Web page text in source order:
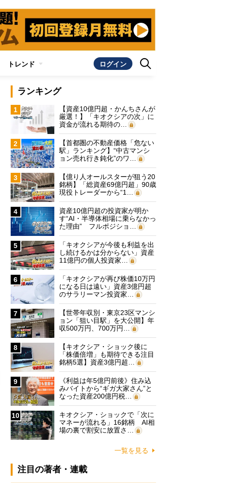
トレンド ログイン
ランキング
1
【資産10億円超・かんちさんが
厳選！】「キオクシアの次」に
資金が流れる期待の…
2
【首都圏の不動産価格「危ない
駅」ランキング】“中古マンシ
ョン売れ行き鈍化”のワ…
3
【億り人オールスターが狙う20
銘柄】「総資産69億円超」90歳
現役トレーダーから“1…
4
資産10億円超の投資家が明か
す“AI・半導体相場に乗らなかっ
た理由” フルポジショ…
5
「キオクシアが今後も利益を出
し続けるかは分からない」資産
11億円の個人投資家…
6
「キオクシアが再び株価10万円
になる日は遠い」資産3億円超
のサラリーマン投資家…
7
【世帯年収別・東京23区マンシ
ョン「狙い目駅」を大公開】年
収500万円、700万円…
8
【キオクシア・ショック後に
「株価倍増」も期待できる注目
銘柄5選】資産3億円超…
9
《利益は年5億円前後》住み込
みバイトから“ギガ大家さん”と
なった資産200億円税…
10
キオクシア・ショックで「次に
マネーが流れる」16銘柄 AI相
場の裏で割安に放置さ…
一覧を見る
注目の著者・連載